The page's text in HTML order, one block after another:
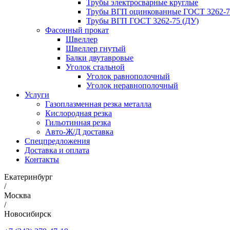
Трубы электросварные круглые
Трубы ВГП оцинкованные ГОСТ 3262-
Трубы ВГП ГОСТ 3262-75 (ДУ)
Фасонный прокат
Швеллер
Швеллер гнутый
Балки двутавровые
Уголок стальной
Уголок равнополочный
Уголок неравнополочный
Услуги
Газоплазменная резка металла
Кислородная резка
Гильотинная резка
Авто-Ж/Д доставка
Спецпредложения
Доставка и оплата
Контакты
Екатеринбург
/
Москва
/
Новосибирск